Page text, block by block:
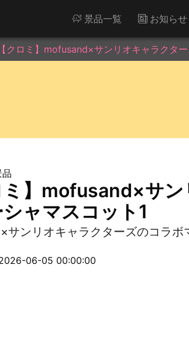
景品一覧 お知らせ
【クロミ】mofusand×サンリオキャラクタ
ミ】mofusand×サ
ャマスコット1
サンリオキャラクターズのコラボ
06-05 00:00:00